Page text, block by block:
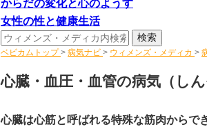
からだの変化と心のようす
女性の性と健康生活
ベビカムトップ > 病気ナビ > ウィメンズ・メディカ >
心臓・血圧・血管の病気 （し
心臓は心筋と呼ばれる特殊な筋肉からで